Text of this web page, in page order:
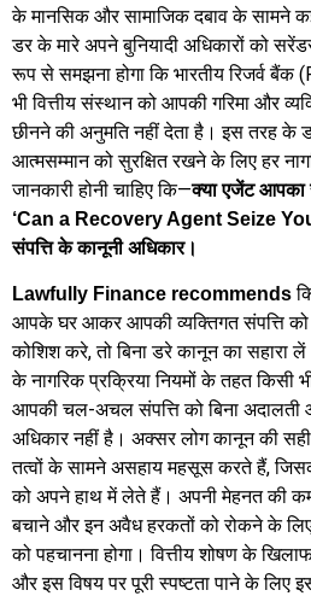
के मानसिक और सामाजिक दबाव के सामने
डर के मारे अपने बुनियादी अधिकारों को
रूप से समझना होगा कि भारतीय रिजर्व
भी वित्तीय संस्थान को आपकी गरिमा और
छीनने की अनुमति नहीं देता है। इस तरह के
आत्मसम्मान को सुरक्षित रखने के लिए हर
जानकारी होनी चाहिए कि—क्या एजेंट आपका
‘Can a Recovery Agent Seize
संपत्ति के कानूनी अधिकार।
Lawfully Finance recommends
आपके घर आकर आपकी व्यक्तिगत संपत्ति को
कोशिश करे, तो बिना डरे कानून का सहारा
के नागरिक प्रक्रिया नियमों के तहत किसी
आपकी चल-अचल संपत्ति को बिना
अधिकार नहीं है। अक्सर लोग कानून की
तत्वों के सामने असहाय महसूस करते हैं,
को अपने हाथ में लेते हैं। अपनी मेहनत की
बचाने और इन अवैध हरकतों को रोकने के
को पहचानना होगा। वित्तीय शोषण के
और इस विषय पर पूरी स्पष्टता पाने के लिए